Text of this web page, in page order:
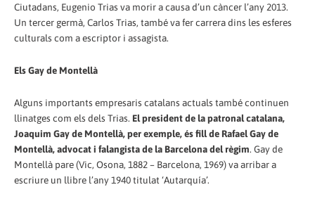
Ciutadans, Eugenio Trias va morir a causa d’un càncer l’any 2013.
Un tercer germà, Carlos Trias, també va fer carrera dins les esferes
culturals com a escriptor i assagista.
Els Gay de Montellà
Alguns importants empresaris catalans actuals també continuen
llinatges com els dels Trias. El president de la patronal catalana,
Joaquim Gay de Montellà, per exemple, és fill de Rafael Gay de
Montellà, advocat i falangista de la Barcelona del règim. Gay de
Montellà pare (Vic, Osona, 1882 – Barcelona, 1969) va arribar a
escriure un llibre l’any 1940 titulat ‘Autarquía’.